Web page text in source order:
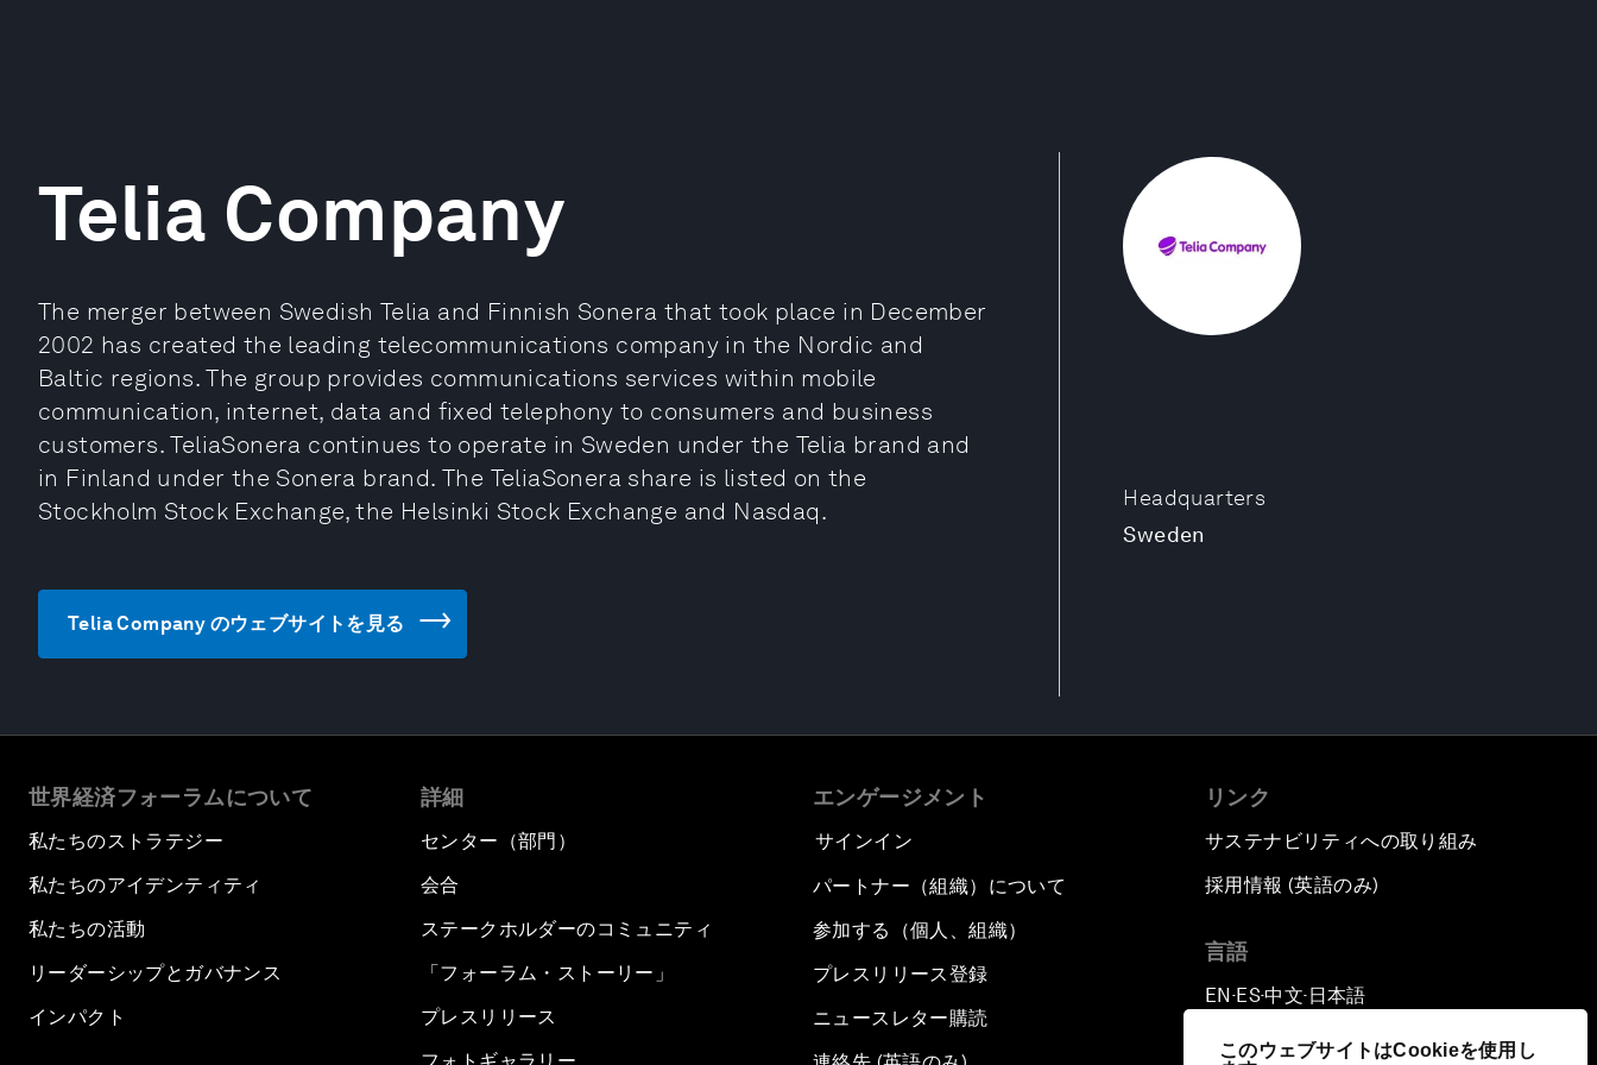
このウェブサイトはCookieを使用し
Headquarters
Sweden
Telia Company
The merger between Swedish Telia and Finnish Sonera that took place in December
2002 has created the leading telecommunications company in the Nordic and
Baltic regions. The group provides communications services within mobile
communication, internet, data and fixed telephony to consumers and business
customers. TeliaSonera continues to operate in Sweden under the Telia brand and
in Finland under the Sonera brand. The TeliaSonera share is listed on the
Stockholm Stock Exchange, the Helsinki Stock Exchange and Nasdaq.
Telia Company のウェブサイトを見る
世界経済フォーラムについて
私たちのストラテジー
私たちのアイデンティティ
私たちの活動
リーダーシップとガバナンス
インパクト
詳細
センター（部門）
会合
ステークホルダーのコミュニティ
「フォーラム・ストーリー」
プレスリリース
エンゲージメント
サインイン
パートナー（組織）について
参加する（個人、組織）
プレスリリース登録
ニュースレター購読
リンク
サステナビリティへの取り組み
採用情報 (英語のみ)
言語
EN ▪ES▪中文▪ 日本語